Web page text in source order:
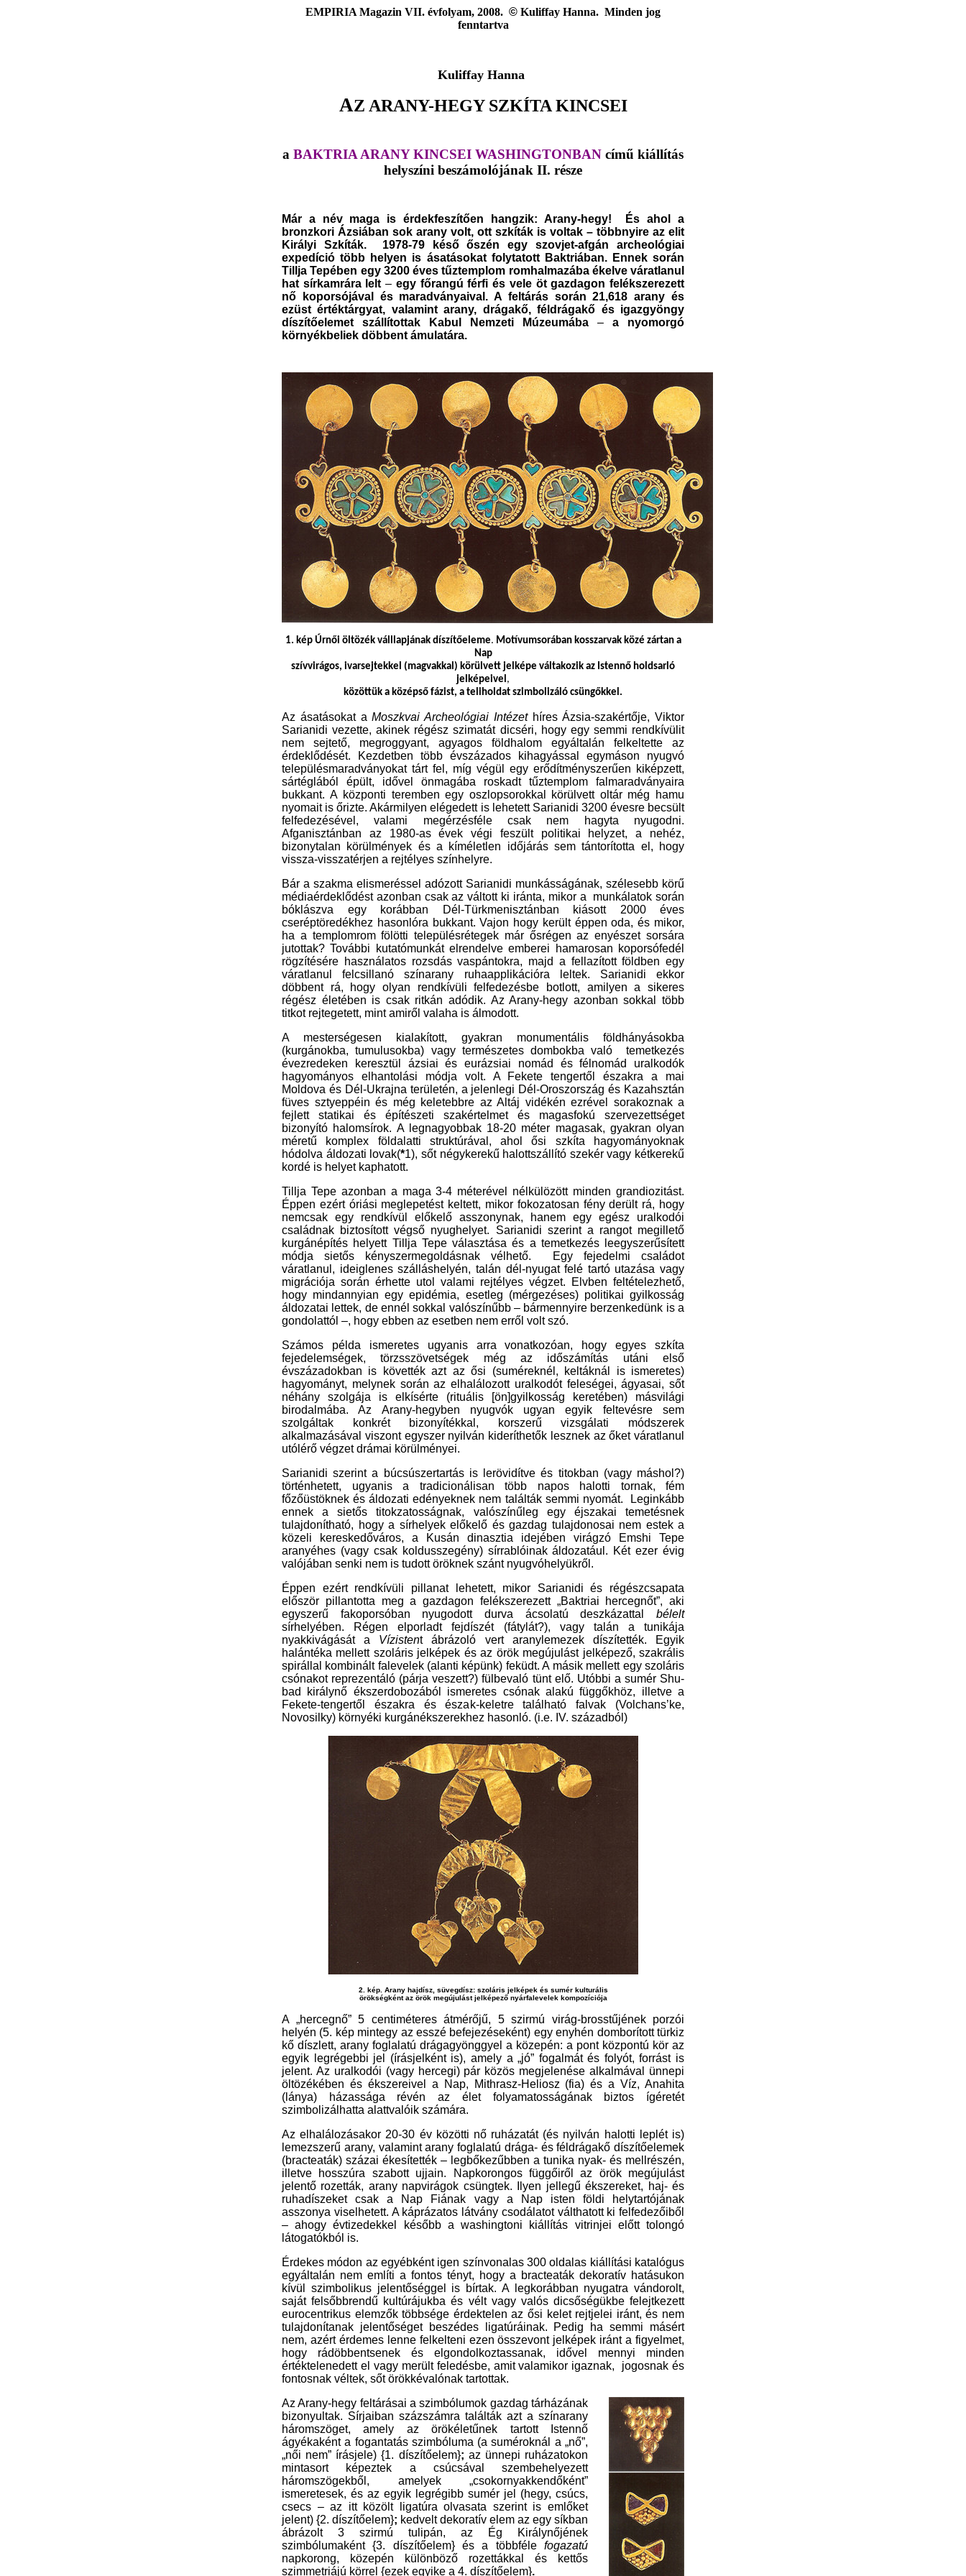
EMPIRIA Magazin VII. évfolyam, 2008. © Kuliffay Hanna. Minden jog
fenntartva
Kuliffay Hanna
AZ ARANY-HEGY SZKÍTA KINCSEI
a BAKTRIA ARANY KINCSEI WASHINGTONBAN című kiállítás
helyszíni beszámolójának II. része
Már a név maga isérdekfeszítően hangzik: Arany-hegy! És ahol a
bronzkori Ázsiában sok arany volt, ott szkíták is voltak – többnyire az elit
Királyi Szkíták. 1978-79 késő őszén egy szovjet-afgán archeológiai
expedíció több helyen is ásatásokat folytatott Baktriában. Ennek során
Tillja Tepében egy 3200 éves tűztemplom romhalmazába ékelve váratlanul
hat sírkamrára lelt– egy főrangú férfi és vele öt gazdagon felékszerezett
nő
koporsójával
és maradványaival. A feltárás során 21,618 arany és
ezüst értéktárgyat, valamint arany, drágakő, féldrágakő és igazgyöngy
díszítőelemet szállítottak Kabul Nemzeti Múzeumába – a nyomorgó
környékbeliek döbbent ámulatára.
1. kép Úrnői öltözék válllapjának díszítőeleme. Motívumsorában kosszarvak közé zártan a
Nap
szívvirágos, ivarsejtekkel (magvakkal) körülvett jelképe váltakozik az Istennő holdsarló
jelképeivel,
közöttük a középső fázist, a teliholdat szimbolizáló csüngőkkel.
Az ásatásokat aMoszkvai Archeológiai Intézethíres Ázsia-szakértője, Viktor
Sarianidi vezette, akinek régész szimatát dicséri, hogy egy semmi rendkívülit
nem sejtető, megroggyant, agyagos földhalom egyáltalán felkeltette az
érdeklődését.
Kezdetben több évszázados kihagyással egymáson nyugvó
településmaradványokat tárt fel, míg végül egy erődítményszerűen kiképzett,
sártéglából épült, idővel önmagába roskadt tűztemplom falmaradványaira
bukkant. Aközponti terembenegy oszlopsorokkal körülvettoltár még
hamu
nyomait is őrizte. Akármilyen elégedett is lehetett Sarianidi 3200 évesre becsült
felfedezésével, valami megérzésféle csak nem hagyta nyugodni.
Afganisztánban az 1980-as évek végi feszült politikai helyzet, a nehéz,
bizonytalan körülmények és a kíméletlen időjárás sem tántorította el, hogy
vissza-visszatérjen a rejtélyes színhelyre.
Bár a szakma elismeréssel adózott Sarianidi munkásságának, szélesebb körű
médiaérdeklődést azonban csak az váltott ki iránta, mikor a munkálatoksorán
bóklászva egy
korábban Dél-Türkmenisztánban kiásott2000 éves
cseréptöredékhez hasonlóra bukkant. Vajon hogy került éppen oda, és mikor,
ha a templomrom fölötti településrétegek már ősrégen az enyészet sorsára
jutottak? További kutatómunkát elrendelve emberei hamarosan koporsófedél
rögzítésére használatos rozsdás vaspántokra, majd a fellazított földben egy
váratlanul felcsillanószínarany ruhaapplikációra leltek. Sarianidi ekkor
döbbent rá, hogy olyan rendkívüli felfedezésbe botlott, ami lyen a sikeres
régész életében is csak ritkán adódik. Az Arany-hegy azonban sokkal több
titkot rejtegetett, mint amiről valaha is álmodott.
A mesterségesen kialakított, gyakran monumentális földhányásokba
(kurgánokba, tumulusokba) vagy természetes dombokba való temetkezés
évezredeken keresztül ázsiai és eurázsiai nomád
és félnomád
uralkodók
hagyományos elhantolási módja volt. A Fekete tengertől északra a mai
Moldova és Dél-Ukrajna területén, a jelenlegi Dél-Oroszország és Kazahsztán
füves sztyeppéin és még keletebbre az Altáj vidékén ezrével sorakoznak a
fejlett statikai és építészeti szakértelmet és magasfokú szervezettséget
bizonyító halomsírok. A legnagyobbak 18-20 méter magasak, gyakran olyan
méretű komplex földalatti struktúrával, ahol ősi szkíta hagyományoknak
hódolva áldozati lovak(*1), sőt négykerekű halottszállító szekér vagy kétkerekű
kordé is helyet kaphatott.
Tillja Tepe azonban a maga 3-4 méterével nélkülözött minden grandiozitást.
Éppen ezért óriási meglepetést keltett, mikor fokozatosan fény derült rá, hogy
nemcsak egy rendkívül előkelő asszonynak, hanem egy egész uralkodói
családnak biztosított végső nyughelyet. Sarianidi szerint a rangot megillető
kurgánépítés helyett Tillja Tepe választása és a temetkezés
leegyszerűsített
módja sietős kényszermegoldásnak vélhető. Egy fejedelmi családot
váratlanul, ideiglenes szálláshelyén, talán dél-nyugat felé tartó utazása vagy
migrációja során érhette utol valami rejtélyes végzet. Elvben feltételezhető,
hogy mindannyian egy epidémia, esetleg (mérgezéses) politikai gyilkosság
áldozatai lettek, de ennélsokkal valószínűbb –bármennyire berzenkedünk is a
gondolattól –, hogy ebben az esetben nem erről volt szó.
Számos példa ismeretes ugyanis arra vonatkozóan, hogyegyes szkíta
fejedelemségek, törzsszövetségek még az időszámítás utáni első
évszázadokban is követték azt az ősi (suméreknél, keltáknál is ismeretes)
hagyományt, melynek során az elhalálozott uralkodót feleségei, ágyasai, sőt
néhány szolgája is elkísérte (rituális [ön]gyilkosság keretében) másvilági
birodalmába. Az Arany-hegyben nyugvók ugyanegyik feltevésre sem
szolgál tak konkrét bizonyítékkal, korszerű vizsgálati módszerek
alkalmazásával viszont egyszer nyilván kideríthetők lesznek az őket váratlanul
utólérő végzet drámai körülményei.
Sarianidi szerint a búcsúszertartás is lerövidítve és titokban (vagy máshol?)
történhetett, ugyanis a tradicionálisan több napos halotti tornak, fém
főzőüstöknek és áldozati edényeknek nem találták semmi nyomát. Leginkább
ennek a sietős titokzatosságnak, valószínűleg egy éjszakai temetésnek
tulajdonítható, hogy a sírhelyek előkelő és gazdag tulajdonosai nem estek a
közeli kereskedőváros, a Kusán dinasztia idejében virágzó Emshi Tepe
aranyéhes (vagy csak koldusszegény) sírrablóinak áldozatául. Két ezer évig
valójában senki nem is tudottöröknek szánt nyugvóhelyükről.
Éppen ezért rendkívüli pillanat lehetett, mikor Sarianidi és régészcsapata
először pillantotta meg a gazdagon felékszerezett „Baktriai hercegnőt”, aki
egyszerű fakoporsóban nyugodott durva ácsolatú deszkázattal bélelt
sírhelyében. Régen elporladt fejdíszét (fátylát?), vagy talán a tunikája
nyakkivágását a Vízistent ábrázoló vert aranylemezek díszítették. Egyik
halántéka mellett szoláris jelképek és az örök megújulást jelképező, szakrális
spirállal kombinált falevelek (alanti képünk) feküdt. Amásik mellett egy szoláris
csónakot reprezentáló (párja veszett?) fülbevaló tünt elő. Utóbbi a sumér Shu-
bad királynő ékszerdobozából ismeretes csónak alakú függőkhöz, illetve a
Fekete-tengertől északra és észak-keletre található falvak (Volchans’ke,
Novosilky) környéki kurgánékszerekhez hasonló. (i.e. IV. századból)
2. kép. Arany hajdísz, süvegdísz: szoláris jelképek és sumér kulturális
örökségkéntaz örök megújulást jelképező nyárfalevelek kompozíciója
A „hercegnő” 5 centiméteres átmérőjű, 5 szirmú virág-brosstűjénekporzói
helyén (5. képmintegy az esszé befejezéseként) egy enyhén domborított türkiz
kő díszlett, arany foglalatú drágagyönggyel a közepén: a pont központú kör az
egyik legrégebbi jel (írásjelként is), amely a „jó” fogalmát és folyót, forrást is
jelent. Az uralkodói (vagy hercegi) pár közös megjelenése alkalmával ünnepi
öltözékében és ékszereivel a
Nap, Mithrasz-Heliosz (fia) és a Víz, Anahita
(lánya) házassága révén az élet folyamatosságának biztos ígéretét
szimbolizálhatta alattva lóik számára.
Az elhalálozásakor 20-30 év közötti nő ruházatát (és nyilván halotti leplét is)
lemezszerű arany, valamint arany foglalatú drága- és féldrágakő díszítőelemek
(bracteaták) százai ékesítették – legbőkezűbben a tunika nyak- és mellrészén,
illetve hosszúra szabott ujjain. Napkorongos függőiről az örök megújulást
jelentő rozetták, arany napvirágok csüngtek. Ilyen jellegű ékszereket, haj- és
ruhadíszeket csak a Nap Fiának vagy a Nap isten földi helytartójának
asszonya viselhetett. A káprázatos látvány csodálatot válthatott ki felfedezőiből
– ahogy évtizedekkel később awashingtoni kiállítás vitrinjei előtt tolongó
látogatókból is.
Érdekes módon az egyébként igen színvonalas 300 oldalas kiállítási katalógus
egyáltalán nem említi a fontos tényt, hogy a bracteaták dekoratív hatásukon
kívül szimbolikus jelentőséggel is bírtak. A legkorábban nyugatra vándorolt,
saját felsőbbrendű kultúrájukba és vélt vagy valós dicsőségükbe felejtkezett
eurocentrikus elemzők többsége érdektelen az ősi kelet rejtjelei iránt, és nem
tulajdonítanak jelentőséget beszédes ligatúráinak. Pedig ha semmi másért
nem, azért érdemes lenne felkelteni ezen összevont jelképek irántafigyelmet,
hogy rádöbbentsenek és elgondolkoztassanak, idővel mennyi minden
értéktelenedett el vagy merült feledésbe, amit valamikor igaznak, jogosnak és
fontosnak véltek, sőtörökkévalónak tartottak.
Az Arany-hegy feltárásaia szimbólumok gazdag tárházának
bizonyultak. Sírjaiban százszámra találták azt a színarany
háromszöget, amely az örökéletűnek tartott Istennő
ágyékaként a fogantatás szimbóluma (a suméroknál a „nő”,
„női nem” írásjele){1. díszítőelem}; az ünnepi ruházatokon
mintasort képeztek a csúcsával szembehelyezett
háromszögekből, amelyek„csokornyakkendőként”
ismeretesek, és az egyik legrégibb sumér jel (hegy, csúcs,
csecs – az itt közölt
ligatúra olvasata szerint is emlőket
jelent) {2. díszítőelem}; kedvelt dekoratív elem az egy síkban
ábrázolt 3 szirmú tulipán, az Ég Királynőjének
szimbólumaként{3. díszítőelem} és a többfélefogazatú
napkorong, közepén különböző rozettákkal és kettős
szimmetriájú körrel {ezek egyike a 4. díszítőelem}.